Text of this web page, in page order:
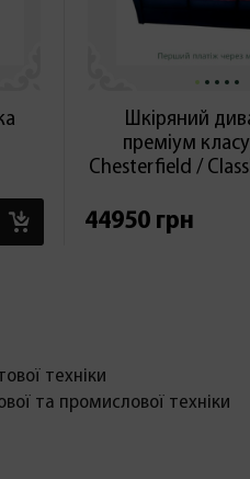
В КОШИК
Шкіряний
преміум класу
Chesterfield /
44950 грн
техніки
та промислової техніки